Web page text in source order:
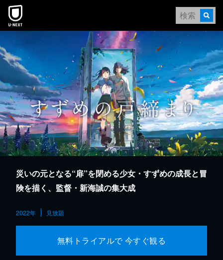
本文へスキップ
災いの元となる“扉”を閉める少女・すずめの成長と冒
険を描く、監督・新海誠の集大成
2022年 見放題
無料トライアルで 今すぐ観る